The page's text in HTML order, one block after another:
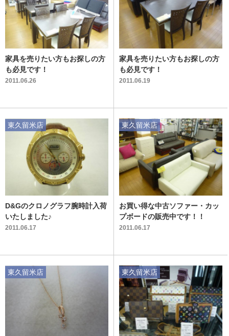
家具を売りたい方もお探しの方
も必見です！
2011.06.26
家具を売りたい方もお探しの方
も必見です！
2011.06.19
D&Gのクロノグラフ腕時計入荷
いたしました♪
2011.06.17
東久留米店
お買い得な中古ソファー・カッ
プボードの販売中です！！
2011.06.17
東久留米店
東久留米店 東久留米店